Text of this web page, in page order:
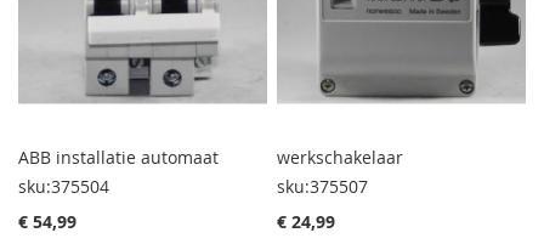
ABB installatie automaat
sku:375504
€ 54,99
werkschakelaar
sku:375507
€ 24,99